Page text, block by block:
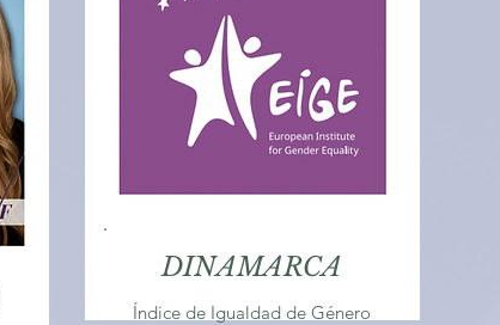
DINAMARCA
Índice de Igualdad de Género